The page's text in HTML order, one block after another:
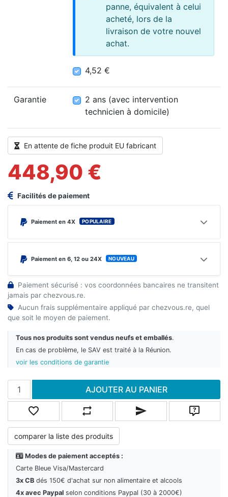
panne, équivalent à celui
acheté, lors de la
livraison de votre nouvel
achat.
4,52 €
4,52 €
Garantie 2 ans (avec intervention technicien
2 ans (avec intervention
technicien à domicile)
En attente de fiche produit EU fabricant
448,90 €
Facilités de paiement
Paiement en 4X POPULAIRE
Paiement en 6, 12 ou 24X NOUVEAU
Paiement sécurisé : vos coordonnées bancaires ne transitent
jamais par chezvous.re.
Aucun frais supplémentaire appliqué par chezvous.re, quel
que soit le moyen de paiement.
Tous nos produits sont vendus neufs et emballés.
En cas de problème, le SAV est traité à la Réunion.
voir les conditions de garantie
Ajouter au panier AJOUTER AU PANIER
Ajouter à la liste de souhaitsAjouter à la liste de comparaison
Envoyer un email à un ami
Poser
comparer la liste des produits
Modes de paiement acceptés :
Carte Bleue Visa/Mastercard
3x CB dés 150€ d'achat sur non alimentaire et alcools
4x avec Paypal selon conditions Paypal (30 à 2000€)